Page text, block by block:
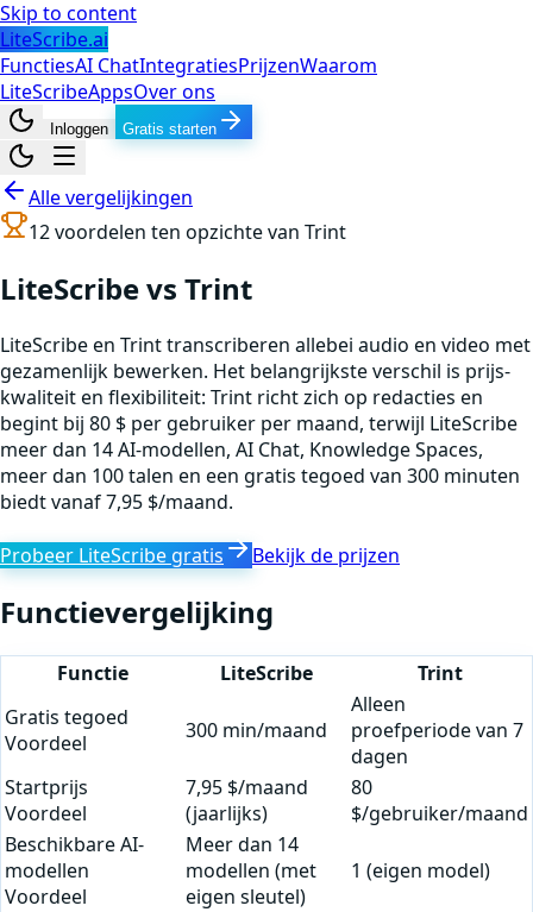
Skip to content
LiteScribe.ai
FunctiesAI ChatIntegratiesPrijzenWaarom
LiteScribeAppsOver ons
Inloggen Gratis starten
Alle vergelijkingen
12voordelen ten opzichte van Trint
LiteScribe vs Trint
LiteScribe en Trint transcriberen allebei audio en video met
gezamenlijk bewerken. Het belangrijkste verschil is prijs-
kwaliteit en flexibiliteit: Trint richt zich op redacties en
begint bij 80 $ per gebruiker per maand, terwijl LiteScribe
meer dan 14 AI-modellen, AI Chat, Knowledge Spaces,
meer dan 100 talen en een gratis tegoed van 300 minuten
biedt vanaf 7,95 $/maand.
Probeer LiteScribe gratis Bekijk de prijzen
Functievergelijking
Functie LiteScribe
Trint
Gratis tegoed
Voordeel
300 min/maand
Alleen
proefperiode van 7
dagen
Startprijs
Voordeel
7,95 $/maand
(jaarlijks)
80
$/gebruiker/maand
Beschikbare AI-
modellen
Voordeel
Meer dan 14
modellen (met
eigen sleutel)
1 (eigen model)